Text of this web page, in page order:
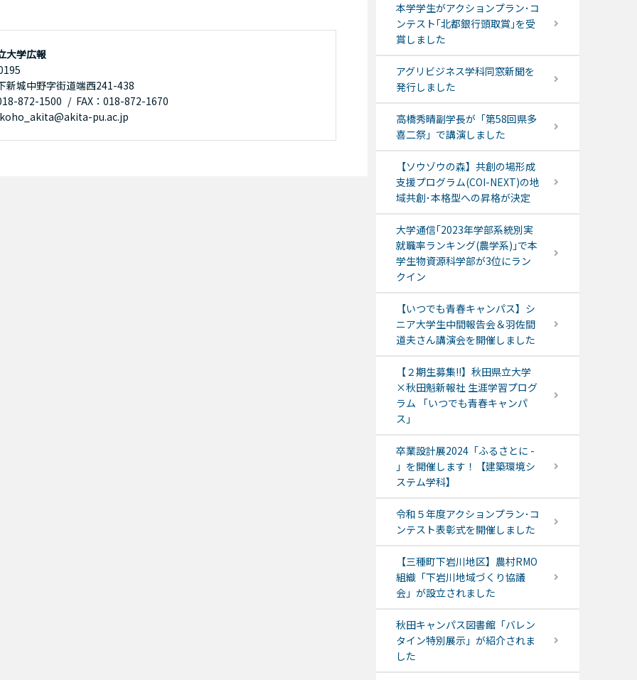
大学広報
新城中野字街道端西241-438
872-1500
FAX：018-872-1670
pu.ac.jp
本学学生がアクションプラン･コ
ンテスト｢北都銀行頭取賞｣を受
賞しました
アグリビジネス学科同窓新聞を
発行しました
高橋秀晴副学長が「第58回県多
喜二祭」で講演しました
【ソウゾウの森】共創の場形成
支援プログラム(COI-NEXT)の地
域共創･本格型への昇格が決定
大学通信｢2023年学部系統別実
就職率ランキング(農学系)｣で本
学生物資源科学部が3位にラン
クイン
【いつでも青春キャンパス】シ
ニア大学生中間報告会＆羽佐間
道夫さん講演会を開催しました
【２期生募集!!】秋田県立大学
×秋田魁新報社 生涯学習プログ
ラム 「いつでも青春キャンパ
ス」
卒業設計展2024「ふるさとに -
」を開催します！【建築環境シ
ステム学科】
令和５年度アクションプラン･コ
ンテスト表彰式を開催しました
【三種町下岩川地区】農村RMO
組織「下岩川地域づくり協議
会」が設立されました
秋田キャンパス図書館「バレン
タイン特別展示」が紹介されま
した